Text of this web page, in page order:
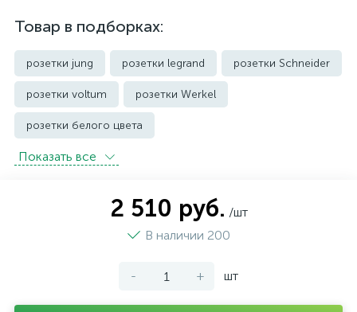
Товар в подборках:
розетки jung розетки legrand розетки Schneider
розетки voltum розетки Werkel
розетки белого цвета
розетки с защитой от влаги IP44 и выше
Показать всe
2 510 руб. /шт
В наличии 200
- + шт